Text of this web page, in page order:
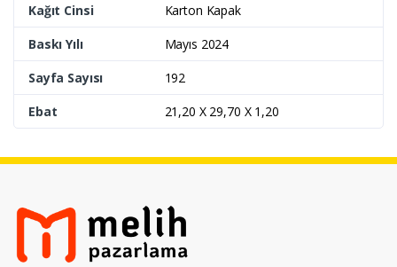
Kağıt Cinsi
Karton Kapak
Baskı Yılı
Mayıs 2024
Sayfa Sayısı
192
Ebat
21,20 X 29,70 X 1,20